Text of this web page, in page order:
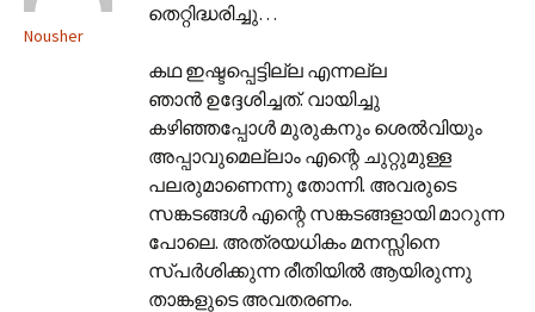
Nousher
തെറ്റിദ്ധരിച്ചു…
കഥ ഇഷ്ടപ്പെട്ടില്ല എന്നല്ല
ഞാന്‍ ഉദ്ദേശിച്ചത്. വായിച്ചു
കഴിഞ്ഞപ്പോള്‍ മുരുകനും ശെല്‍വിയും
അപ്പാവുമെല്ലാം എന്റെ ചുറ്റുമുള്ള
പലരുമാണെന്നു തോന്നി. അവരുടെ
സങ്കടങ്ങള്‍ എന്റെ സങ്കടങ്ങളായി മാറുന്ന
പോലെ. അത്രയധികം മനസ്സിനെ
സ്പര്‍ശിക്കുന്ന രീതിയില്‍ ആയിരുന്നു
താങ്കളുടെ അവതരണം.